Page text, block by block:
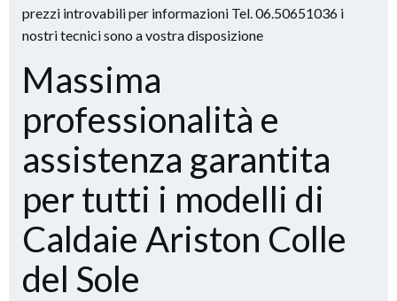
prezzi introvabili per informazioni Tel. 06.50651036 i
nostri tecnici sono a vostra disposizione
Massima
professionalità e
assistenza garantita
per tutti i modelli di
Caldaie Ariston Colle
del Sole